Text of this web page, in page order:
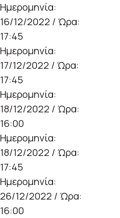
Ημερομηνία:
16/12/2022 / Ώρα:
17:45
Ημερομηνία:
17/12/2022 / Ώρα:
17:45
Ημερομηνία:
18/12/2022 / Ώρα:
16:00
Ημερομηνία:
18/12/2022 / Ώρα:
17:45
Ημερομηνία:
26/12/2022 / Ώρα:
16:00